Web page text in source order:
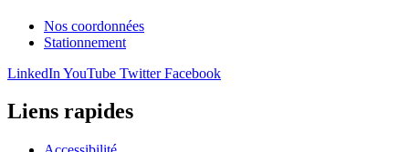
Nos coordonnées
Stationnement
LinkedIn YouTube Twitter Facebook
Liens rapides